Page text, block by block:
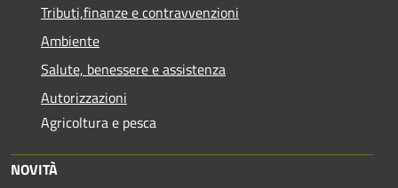
Tributi,finanze e contravvenzioni
Ambiente
Salute, benessere e assistenza
Autorizzazioni
Agricoltura e pesca
NOVITÀ